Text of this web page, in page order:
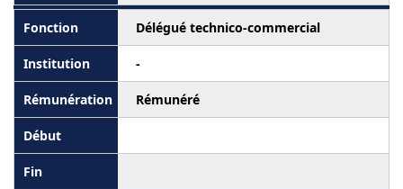
Délégué technico-commercial
-
Rémunéré